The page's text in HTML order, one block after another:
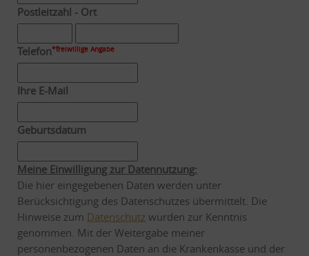
Postleitzahl - Ort
Telefon*freiwillige Angabe
Ihre E-Mail
Geburtsdatum
Meine Einwilligung zur Datennutzung:
Die hier eingegebenen Daten werden unter
Berücksichtigung des Datenschutzes übermittelt. Die
Hinweise zum Datenschutz wurden zur Kenntnis
genommen. Mit der Weitergabe meiner
personenbezogenen Daten an die Krankenkasse und der